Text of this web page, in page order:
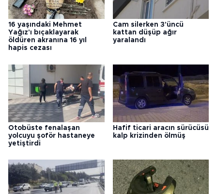
16 yaşındaki Mehmet
Yağız'ı bıçaklayarak
öldüren akranına 16 yıl
hapis cezası
Cam silerken 3'üncü
kattan düşüp ağır
yaralandı
Otobüste fenalaşan
yolcuyu şoför hastaneye
yetiştirdi
Hafif ticari aracın sürücüsü
kalp krizinden ölmüş